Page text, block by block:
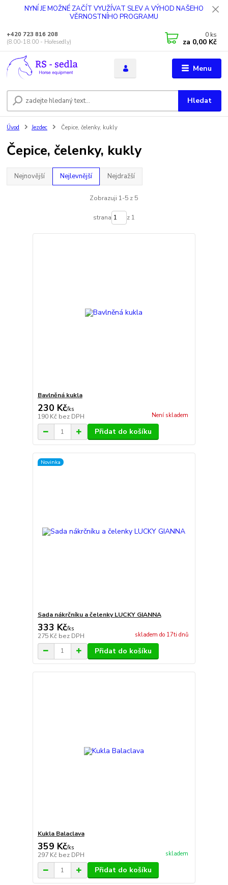
NYNÍ JE MOŽNÉ ZAČÍT VYUŽÍVAT SLEV A VÝHOD NAŠEHO
VĚRNOSTNÍHO PROGRAMU
Menu
Hledat
+420 723 816 208
(8.00-18.00 - Hořesedly)
0 ks
za 0,00 Kč
Úvod Jezdec Čepice, čelenky, kukly
Čepice, čelenky, kukly
Nejnovější Nejlevnější Nejdražší
Zobrazuji 1-5 z 5
strana z 1
Bavlněná kukla
230 Kč/ks
190 Kč bez DPH Není skladem
Přidat do košíku
Novinka
Sada nákrčníku a čelenky LUCKY GIANNA
333 Kč/ks
275 Kč bez DPH skladem do 17ti dnů
Přidat do košíku
Kukla Balaclava
359 Kč/ks
297 Kč bez DPH skladem
Přidat do košíku